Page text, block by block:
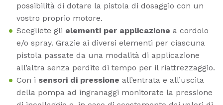
possibilità di dotare la pistola di dosaggio con un
vostro proprio motore.
Scegliete gli elementi per applicazione a cordolo
e/o spray. Grazie ai diversi elementi per ciascuna
pistola passate da una modalità di applicazione
all’altra senza perdite di tempo per il riattrezzaggio.
Con i sensori di pressione all’entrata e all’uscita
della pompa ad ingranaggi monitorate la pressione